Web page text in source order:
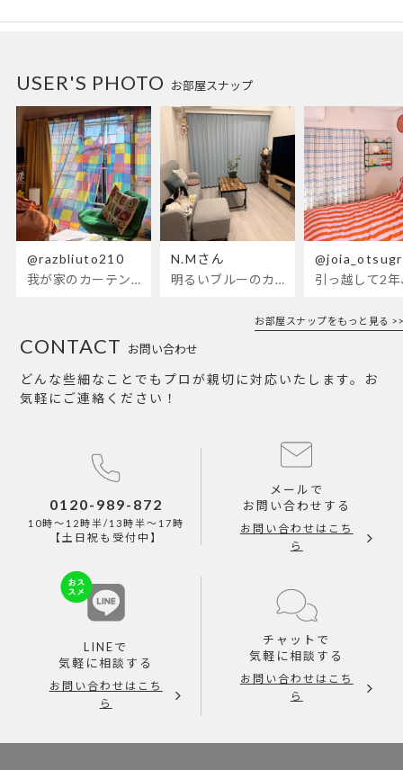
お部屋スナップ
USER'S PHOTO
@razbliuto210
我が家のカーテンが新しくなりました🌼早起きが超絶苦手な私が、思わず朝カーテンを開けて光合成するようになったステンドグラスカーテン…！
N.Mさん
明るいブルーのカーテンで、部屋全体が明るく。白を基調とした部屋にぴったりです。
お部屋スナップをもっと見る >>
お問い合わせ
CONTACT
どんな些細なことでもプロが親切に対応いたします。お
気軽にご連絡ください！
0120-989-872
10時～12時半/13時半～17時
【土日祝も受付中】
メールで
お問い合わせする
お問い合わせはこち
ら
LINEで
気軽に相談する
お問い合わせはこち
ら
チャットで
気軽に相談する
お問い合わせはこち
ら